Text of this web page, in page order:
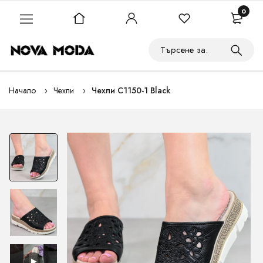
Начало Чехли Чехли C1150-1 Black
0